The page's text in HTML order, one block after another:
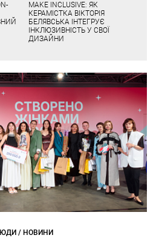
MAKE INCLUSIVE: ЯК
КЕРАМІСТКА ВІКТОРІЯ
БЕЛЯВСЬКА ІНТЕГРУЄ
ІНКЛЮЗИВНІСТЬ У СВОЇ
ДИЗАЙНИ
/ НОВИНИ